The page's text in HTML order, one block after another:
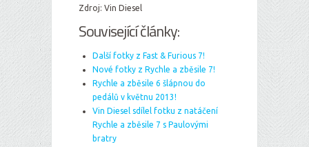
Zdroj: Vin Diesel
Související články:
Další fotky z Fast & Furious 7!
Nové fotky z Rychle a zběsile 7!
Rychle a zběsile 6 šlápnou do
pedálů v květnu 2013!
Vin Diesel sdílel fotku z natáčení
Rychle a zběsile 7 s Paulovými
bratry